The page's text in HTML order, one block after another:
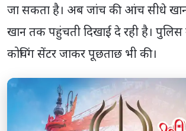
जा सकता है। अब जांच की आंच सीधे
खान तक पहुंचती दिखाई दे रही है।
कोचिंग सेंटर जाकर पूछताछ भी की।